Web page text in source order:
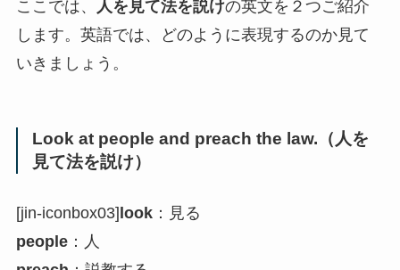
ここでは、 人を見て法を説けの英文を２つご紹介
します。英語では、どのように表現するのか見て
いきましょう。
Look at people and preach the law.（人を
見て法を説け）
[jin-iconbox03] look：見る
people：人